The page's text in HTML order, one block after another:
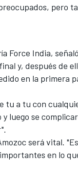
pero
Force India,
y, después de
en la primera
tu a tu con
luego se
será vital.
en lo